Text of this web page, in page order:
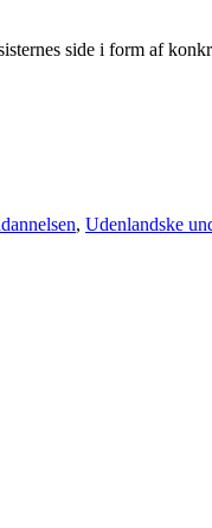
side i form af
, Udenlandske